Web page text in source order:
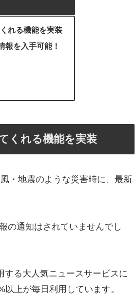
れる機能を実装
報を入手可能！
くれる機能を実装
・地震のような災害時に、最新
の通知はされていませんでし
する大人気ニュースサービスに
上が毎日利用しています。